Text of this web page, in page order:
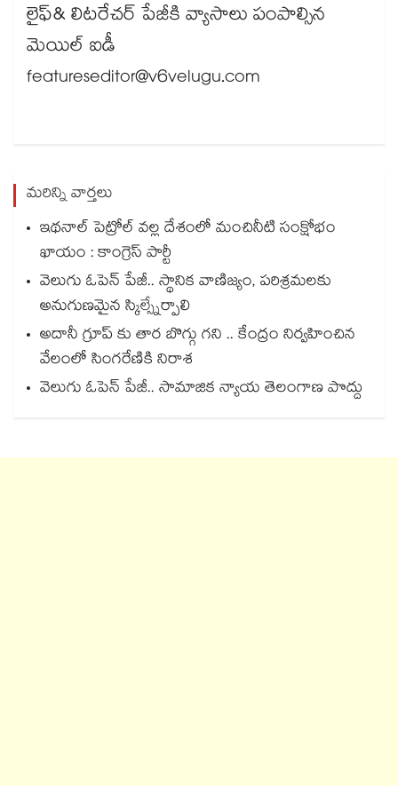
లైఫ్​& లిటరేచర్​ పేజీకి వ్యాసాలు పంపాల్సిన
మెయిల్​ ఐడీ
featureseditor@v6velugu.com
మరిన్ని వార్తలు
ఇథనాల్ పెట్రోల్ వల్ల దేశంలో మంచినీటి సంక్షోభం
ఖాయం : కాంగ్రెస్ పార్టీ
వెలుగు ఓపెన్ పేజీ.. స్థానిక వాణిజ్యం, పరిశ్రమలకు
అనుగుణమైన స్కిల్స్నేర్పాలి
అదానీ గ్రూప్ కు తార బొగ్గు గని .. కేంద్రం నిర్వహించిన
వేలంలో సింగరేణికి నిరాశ
వెలుగు ఓపెన్ పేజీ.. సామాజిక న్యాయ తెలంగాణ పొద్దు